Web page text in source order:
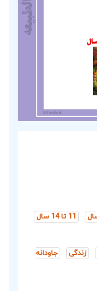
11 تا 14 سال
زندگی
جاودانه